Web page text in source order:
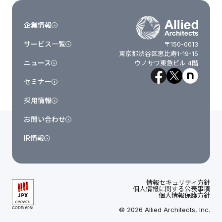
〒150-0013
東京都渋谷区恵比寿1-19-15
ウノサワ東急ビル 4階
企業情報
サービス一覧
ニュース
セミナー
採用情報
お問い合わせ
IR情報
情報セキュリティ方針
個人情報に関する公表事項
個人情報保護方針
© 2026 Allied Architects, Inc.